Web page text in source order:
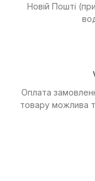
Новій Пошті
Оплата
товару можлива